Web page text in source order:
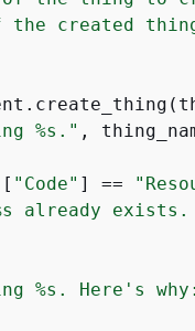
the created
%s." ,
"Code" ] ==
already
%s. Here's